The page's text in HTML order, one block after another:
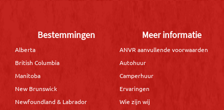
Bestemmingen
Alberta
British Columbia
Manitoba
New Brunswick
Newfoundland & Labrador
Meer informatie
ANVR aanvullende voorwaarden
Autohuur
Camperhuur
Ervaringen
Wie zijn wij